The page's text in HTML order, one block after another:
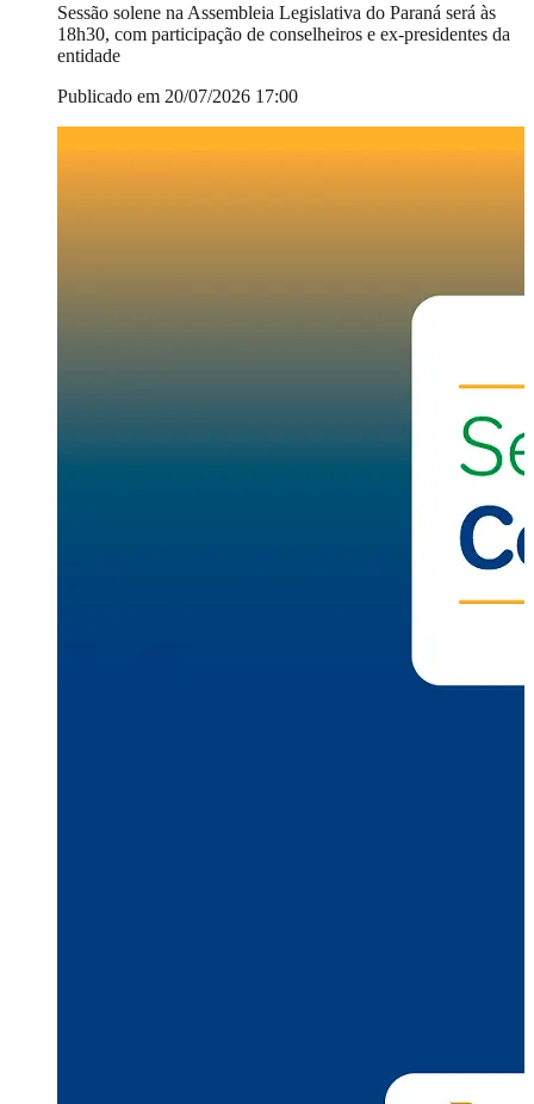
Sessão solene na Assembleia Legislativa do Paraná será às
18h30, com participação de conselheiros e ex-presidentes da
entidade
Publicado em 20/07/2026 17:00